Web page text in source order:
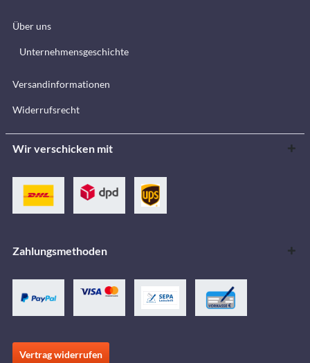
Über uns
Unternehmensgeschichte
Versandinformationen
Widerrufsrecht
Wir verschicken mit
Zahlungsmethoden
Vertrag widerrufen